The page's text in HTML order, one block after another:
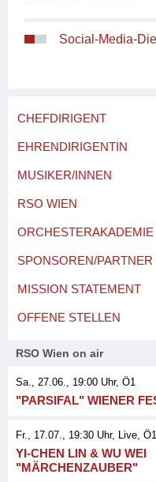
Social-Media-
CHEFDIRIGENT
EHRENDIRIGENTIN
MUSIKER/INNEN
RSO WIEN
ORCHESTERAKADEMIE
SPONSOREN/PARTNER
MISSION STATEMENT
OFFENE STELLEN
RSO Wien on air
Sa., 27.06., 19:00 Uhr, Ö1
"PARSIFAL" WIENER
Fr., 17.07., 19:30 Uhr, Live, Ö1
YI-CHEN LIN & WU WEI
"MÄRCHENZAUBER"